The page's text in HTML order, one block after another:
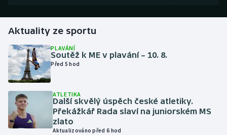
Gymnastika
Házená
Jezdectví
Judo
Krasobruslení
Aktuality ze sportu
PLAVÁNÍ
Soutěž k ME v plavání – 10. 8.
Před 5 hod
ATLETIKA
Další skvělý úspěch české atletiky.
Překážkář Rada slaví na juniorském MS
zlato
Aktualizováno před 6 hod